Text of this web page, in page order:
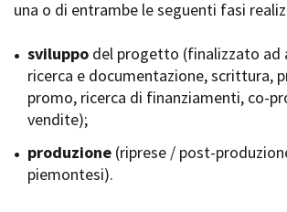
LOCATION GUIDE
FILM DATABASE
BOOK DATABASE
NEWS
Newsletter
Lavora
Stage -
Lavoro
per
economia
una o di entrambe le seguenti fasi
sviluppo del progetto (finalizzato
ricerca e documentazione, scrittura,
promo, ricerca di finanziamenti, co-
vendite);
produzione (riprese / post-
piemontesi).